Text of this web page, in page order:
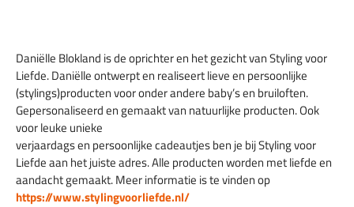
Daniëlle Blokland is de oprichter en het gezicht van Styling voor
Liefde. Daniëlle ontwerpt en realiseert lieve en persoonlijke
(stylings)producten voor onder andere baby’s en bruiloften.
Gepersonaliseerd en gemaakt van natuurlijke producten. Ook
voor leuke unieke
verjaardags en persoonlijke cadeautjes ben je bij Styling voor
Liefde aan het juiste adres. Alle producten worden met liefde en
aandacht gemaakt. Meer informatie is te vinden op
https://www.stylingvoorliefde.nl/